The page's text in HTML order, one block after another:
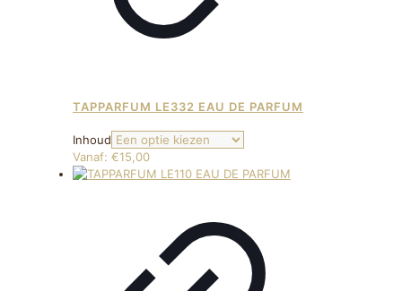
TAPPARFUM LE332 EAU DE PARFUM
Inhoud
Vanaf: €15,00